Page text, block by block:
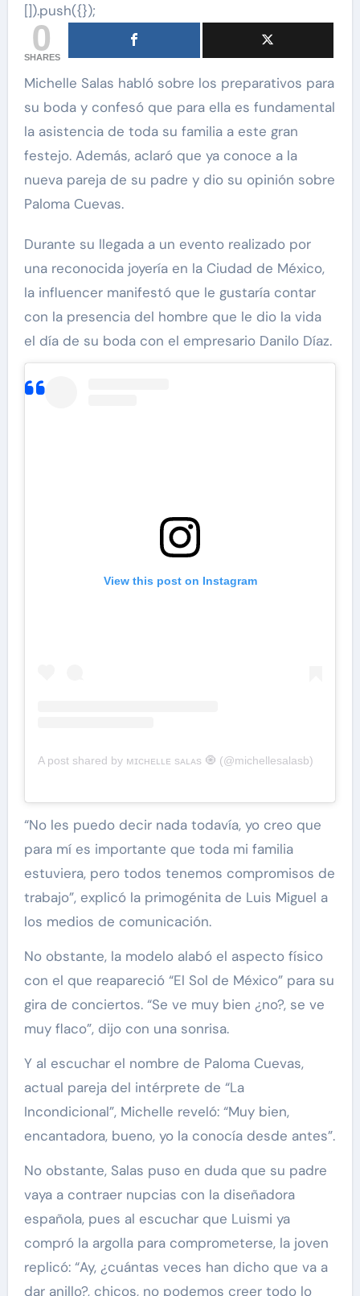
[]).push({});
0
SHARES
Michelle Salas habló sobre los preparativos para
su boda y confesó que para ella es fundamental
la asistencia de toda su familia a este gran
festejo. Además, aclaró que ya conoce a la
nueva pareja de su padre y dio su opinión sobre
Paloma Cuevas.
Durante su llegada a un evento realizado por
una reconocida joyería en la Ciudad de México,
la influencer manifestó que le gustaría contar
con la presencia del hombre que le dio la vida
el día de su boda con el empresario Danilo Díaz.
View this post on Instagram
A post shared by ᴍɪᴄʜᴇʟʟᴇ sᴀʟᴀs 🧿 (@michellesalasb)
“No les puedo decir nada todavía, yo creo que
para mí es importante que toda mi familia
estuviera, pero todos tenemos compromisos de
trabajo”, explicó la primogénita de Luis Miguel a
los medios de comunicación.
No obstante, la modelo alabó el aspecto físico
con el que reapareció “El Sol de México” para su
gira de conciertos. “Se ve muy bien ¿no?, se ve
muy flaco”, dijo con una sonrisa.
Y al escuchar el nombre de Paloma Cuevas,
actual pareja del intérprete de “La
Incondicional”, Michelle reveló: “Muy bien,
encantadora, bueno, yo la conocía desde antes”.
No obstante, Salas puso en duda que su padre
vaya a contraer nupcias con la diseñadora
española, pues al escuchar que Luismi ya
compró la argolla para comprometerse, la joven
replicó: “Ay, ¿cuántas veces han dicho que va a
dar anillo?, chicos, no podemos creer todo lo